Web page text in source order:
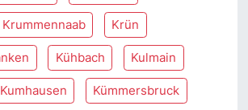
Krummennaab Krün
Kühbach Kulmain
Kumhausen Kümmersbruck